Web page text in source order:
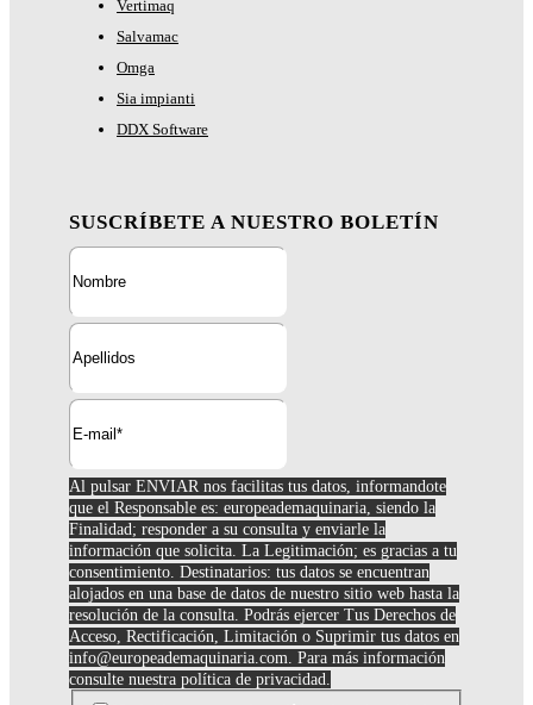
Vertimaq
Salvamac
Omga
Sia impianti
DDX Software
SUSCRÍBETE A NUESTRO BOLETÍN
Al pulsar ENVIAR nos facilitas tus datos, informandote
que el Responsable es: europeademaquinaria, siendo la
Finalidad; responder a su consulta y enviarle la
información que solicita. La Legitimación; es gracias a tu
consentimiento. Destinatarios: tus datos se encuentran
alojados en una base de datos de nuestro sitio web hasta la
resolución de la consulta. Podrás ejercer Tus Derechos de
Acceso, Rectificación, Limitación o Suprimir tus datos en
info@europeademaquinaria.com. Para más información
consulte nuestra política de privacidad.